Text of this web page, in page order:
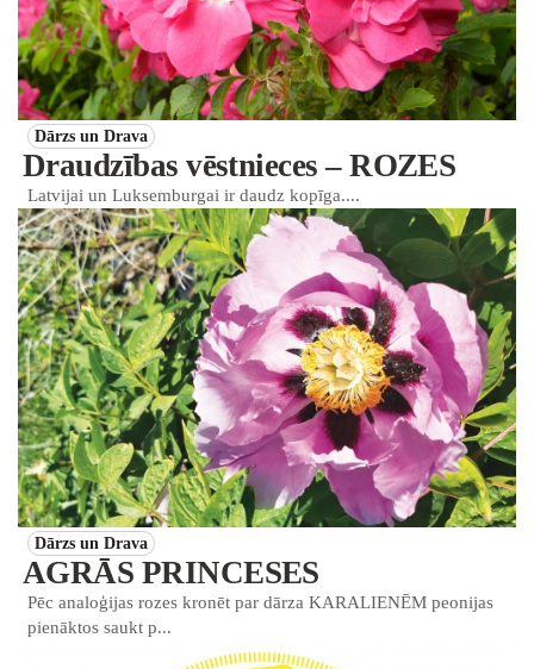
Dārzs un Drava
Draudzības vēstnieces – ROZES
Latvijai un Luksemburgai ir daudz kopīga....
Dārzs un Drava
AGRĀS PRINCESES
Pēc analoģijas rozes kronēt par dārza KARALIENĒM peonijas
pienāktos saukt p...